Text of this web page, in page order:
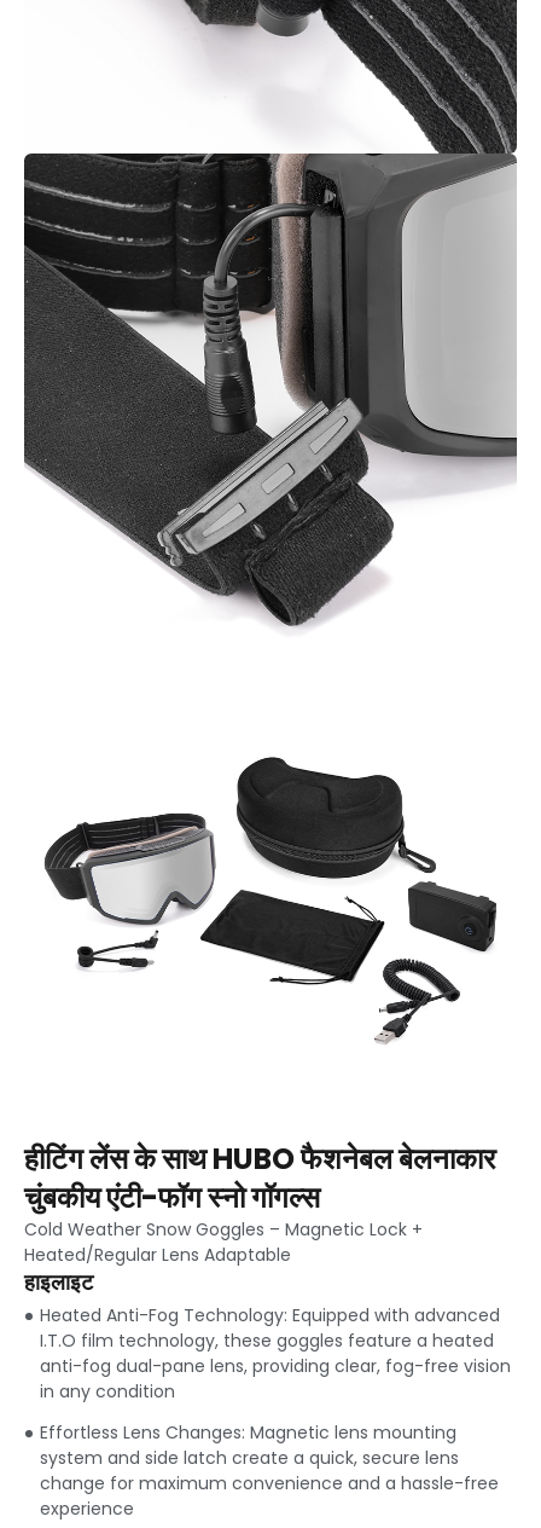
हीटिंग लेंस के साथ HUBO फैशनेबल बेलनाकार
चुंबकीय एंटी-फॉग स्नो गॉगल्स
Cold Weather Snow Goggles – Magnetic Lock +
Heated/Regular Lens Adaptable
हाइलाइट
Heated Anti-Fog Technology: Equipped with advanced
I.T.O film technology, these goggles feature a heated
anti-fog dual-pane lens, providing clear, fog-free vision
in any condition
Effortless Lens Changes: Magnetic lens mounting
system and side latch create a quick, secure lens
change for maximum convenience and a hassle-free
experience